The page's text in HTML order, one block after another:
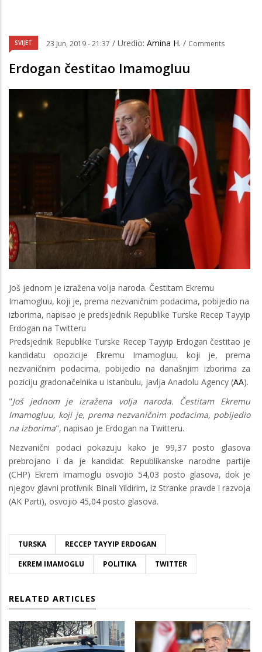
SVIJET 23 Jun, 2019 - 21:37 / Uredio: Amina H. / Comments
Erdogan čestitao Imamogluu
Još jednom je izražena volja naroda. Čestitam Ekremu
Imamogluu, koji je, prema nezvaničnim podacima, pobijedio na
izborima, napisao je predsjednik Republike Turske Recep Tayyip
Erdogan na Twitteru
Predsjednik Republike Turske Recep Tayyip Erdogan čestitao je
kandidatu opozicije Ekremu Imamogluu, koji je, prema
nezvaničnim podacima, pobijedio na današnjim izborima za
poziciju gradonačelnika u Istanbulu, javlja Anadolu Agency (AA).
"Još jednom je izražena volja naroda. Čestitam Ekremu
Imamogluu, koji je, prema nezvaničnim podacima, pobijedio
na izborima", napisao je Erdogan na Twitteru.
Nezvanični podaci pokazuju kako je 99,37 posto glasova
prebrojano i da je kandidat Republikanske narodne partije
(CHP) Ekrem Imamoglu osvojio 54,03 posto glasova, dok je
njegov glavni protivnik Binali Yildirim, iz Stranke pravde i razvoja
(AK Parti), osvojio 45,04 posto glasova.
TURSKA
RECCEP TAYYIP ERDOGAN
EKREM IMAMOGLU
POLITIKA TWITTER
RELATED ARTICLES